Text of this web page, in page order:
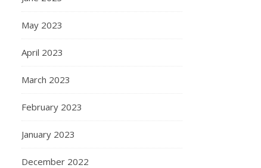
May 2023
April 2023
March 2023
February 2023
January 2023
December 2022